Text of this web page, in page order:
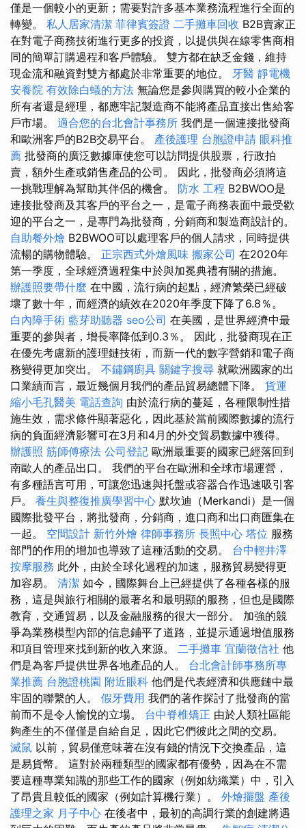
僅是一個較小的更新；需要對許多基本業務流程進行全面的
轉變。 私人居家清潔 菲律賓簽證 二手攤車回收 B2B賣家正
在對電子商務技術進行更多的投資，以提供與在線零售商相
同的簡單訂購過程和客戶體驗。 雙方都在缺乏金錢，維持
現金流和融資對雙方都處於非常重要的地位。 牙醫 靜電機
安養院 有效除白蟻的方法 無論您是參與購買的較小企業的
所有者還是經理，都應牢記製造商不能將產品直接出售給客
戶市場。 適合您的台北會計事務所 我們是一個連接批發商
和歐洲客戶的B2B交易平台。 產後護理 台胞證申請 眼科推
薦 批發商的廣泛數據庫使您可以訪問提供股票，行政拍
賣，額外生產或銷售產品的公司。 因此，批發商必須將這
一挑戰理解為幫助其伴侶的機會。 防水 工程 B2BWOO是
連接批發商及其客戶的平台之一，是電子商務表面中最受歡
迎的平台之一，是專門為批發商，分銷商和製造商設計的。
自助餐外燴 B2BWOO可以處理客戶的個人請求，同時提供
流暢的購物體驗。 正宗西式外燴風味 搬家公司 在2020年
第一季度，全球經濟過程集中於與加冕典禮有關的措施。
辦護照要帶什麼 在中國，流行病的起點，經濟繁榮已經破
壞了數十年，而經濟的績效在2020年季度下降了6.8％。
白內障手術 藍芽助聽器 seo公司 在美國，是世界經濟中最
重要的參與者，增長率降低到0.3％。 因此，批發商現在正
在優先考慮新的護理鏈技術，而新一代的數字營銷和電子商
務變得更加突出。 不鏽鋼廚具 關鍵字搜尋 就歐洲國家的出
口業績而言，最近幾個月我們的產品貿易總體下降。 貨運
縮小毛孔醫美 電話查詢 由於流行病的蔓延，各種限制性措
施生效，需求條件顯著惡化，因此基於當前國際數據的流行
病的負面經濟影響可在3月和4月的外交貿易數據中獲得。
辦護照 筋師傅療法 公司登記 歐洲最重要的國家已經落回到
南歐人的產品出口。 我們的平台在歐洲和全球市場運營，
有多種語言可用，可讓您迅速與托盤或容器合作迅速吸引客
戶。 養生與整復推廣學習中心 默坎迪（Merkandi）是一個
國際批發平台，將批發商，分銷商，進口商和出口商匯集在
一起​​。 空間設計 新竹外燴 律師事務所 長照中心 塔位 服務
部門的作用的增加也導致了這種活動的交易。 台中輕井澤
按摩服務 此外，由於全球化過程的加速，服務貿易變得更
加容易。 清潔 如今，國際舞台上已經提供了各種各樣的服
務，這是與旅行相關的最著名和最明顯的服務，但也是國際
教育，交通貿易，以及金融服務的很大一部分。 加強的競
爭為業務模型內部的信息鋪平了道路，並提示通過增值服務
和項目管理來找到新的收入來源。 二手攤車 宜蘭徵信社 他
們是為客戶提供世界各地產品的人。 台北會計師事務所專
業推薦 台胞證桃園 附近眼科 他們是代表經濟和供應鏈中最
牢固的聯繫的人。 假牙費用 我們的著作探討了批發商的當
前而不是令人愉悅的立場。 台中脊椎矯正 由於人類社區能
夠產生的不僅僅是自給自足，因此它們彼此之間的交易。
滅鼠 以前，貿易僅意味著在沒有錢的情況下交換產品，這
是易貨幣。 這對於兩種類型的國家都有優勢，因為在不需
要這種專業知識的那些工作的國家（例如紡織業）中，引入
了昂貴且較低的國家（例如計算機行業）。 外燴擺盤 產後
護理之家 月子中心 在後者中，最初的高調行業的創建將遇